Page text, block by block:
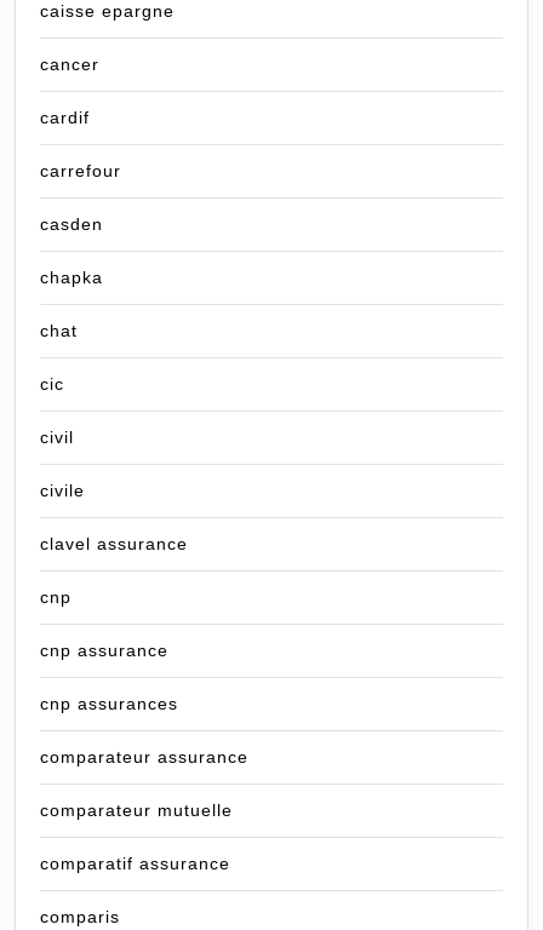
caisse epargne
cancer
cardif
carrefour
casden
chapka
chat
cic
civil
civile
clavel assurance
cnp
cnp assurance
cnp assurances
comparateur assurance
comparateur mutuelle
comparatif assurance
comparis